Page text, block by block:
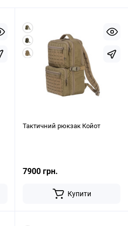
Тактичний рюкзак Койот
7900 грн.
Купити